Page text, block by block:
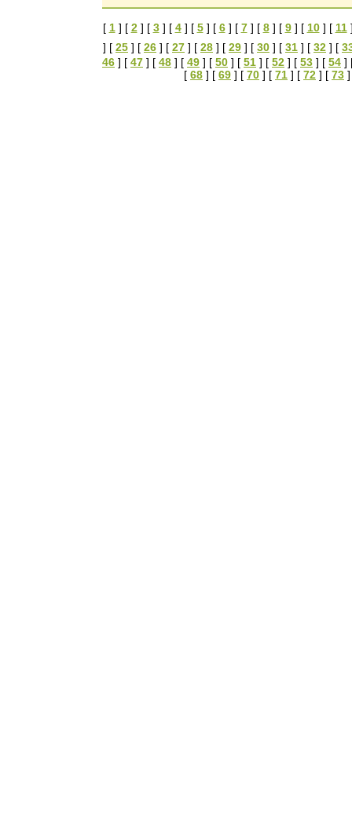
[ 1] [ 2] [ 3] [ 4] [ 5] [ 6] [ 7] [ 8] [ 9] [ 10] [ 11
] [ 25 ] [ 26 ] [ 27 ] [ 28 ] [ 29 ] [ 30 ] [ 31 ] [ 32 ] [
46 ] [ 47 ] [ 48 ] [ 49 ] [ 50 ] [ 51 ] [ 52 ] [ 53 ] [ 54 ]
[ 68 ] [ 69 ] [ 70 ] [ 71 ] [ 72 ] [ 73